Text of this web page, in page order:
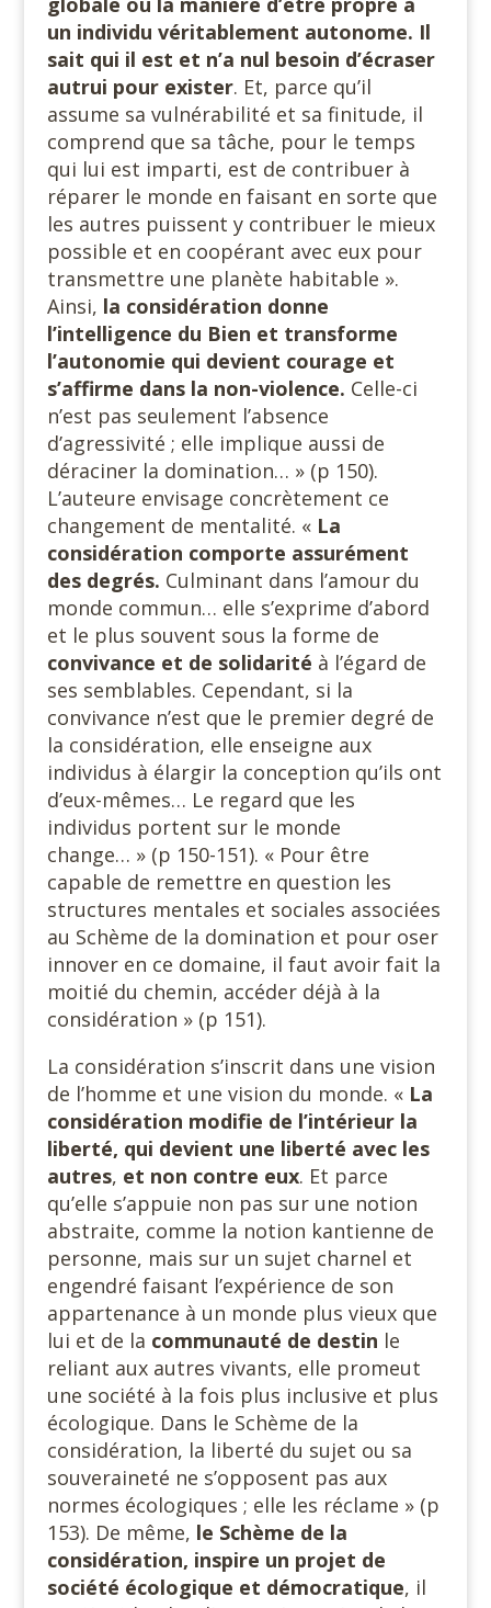
un individu véritablement autonome. Il
sait qui il est et n’a nul besoin d’écraser
autrui pour exister. Et, parce qu’il
assume sa vulnérabilité et sa finitude, il
comprend que sa tâche, pour le temps
qui lui est imparti, est de contribuer à
réparer le monde en faisant en sorte que
les autres puissent y contribuer le mieux
possible et en coopérant avec eux pour
transmettre une planète habitable ».
Ainsi, la considération donne
l’intelligence du Bien et transforme
l’autonomie qui devient courage et
s’affirme dans la non-violence. Celle-ci
n’est pas seulement l’absence
d’agressivité ; elle implique aussi de
déraciner la domination… » (p 150).
L’auteure envisage concrètement ce
changement de mentalité. « La
considération comporte assurément
des degrés. Culminant dans l’amour du
monde commun… elle s’exprime d’abord
et le plus souvent sous la forme de
convivance et de solidarité à l’égard de
ses semblables. Cependant, si la
convivance n’est que le premier degré de
la considération, elle enseigne aux
individus à élargir la conception qu’ils ont
d’eux-mêmes… Le regard que les
individus portent sur le monde
change… » (p 150-151). « Pour être
capable de remettre en question les
structures mentales et sociales associées
au Schème de la domination et pour oser
innover en ce domaine, il faut avoir fait la
moitié du chemin, accéder déjà à la
considération » (p 151).
La considération s’inscrit dans une vision
de l’homme et une vision du monde. « La
considération modifie de l’intérieur la
liberté, qui devient une liberté avec les
autres, et non contre eux. Et parce
qu’elle s’appuie non pas sur une notion
abstraite, comme la notion kantienne de
personne, mais sur un sujet charnel et
engendré faisant l’expérience de son
appartenance à un monde plus vieux que
lui et de la communauté de destin le
reliant aux autres vivants, elle promeut
une société à la fois plus inclusive et plus
écologique. Dans le Schème de la
considération, la liberté du sujet ou sa
souveraineté ne s’opposent pas aux
normes écologiques ; elle les réclame » (p
153). De même, le Schème de la
considération, inspire un projet de
société écologique et démocratique, il